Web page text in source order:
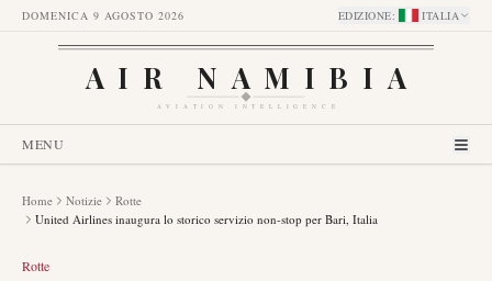
DOMENICA 9 AGOSTO 2026 EDIZIONE: ITALIA
AIR NAMIBIA
AVIATION INTELLIGENCE
MENU
Home Notizie
Rotte
United Airlines inaugura lo storico servizio non-stop per Bari, Italia
Rotte